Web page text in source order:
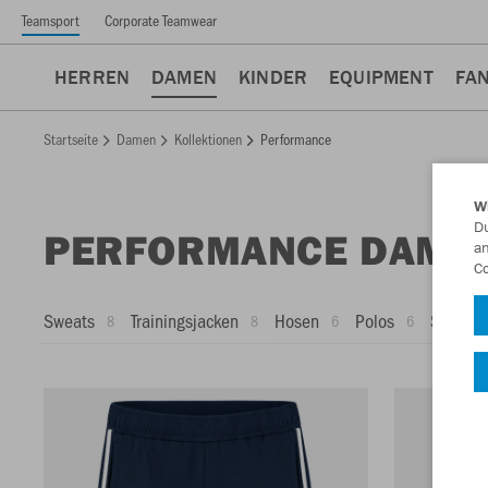
Teamsport Corporate Teamwear
HERREN DAMEN KINDER EQUIPMENT
Startseite Damen Kollektionen Performance
PERFORMANCE
Sweats 8 Trainingsjacken 8 Hosen 6 Polos 6 Shorts